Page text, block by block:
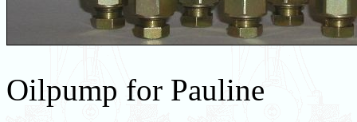
Oilpump for Pauline